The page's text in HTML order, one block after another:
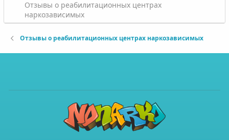
Отзывы о реабилитационных центрах
наркозависимых
Отзывы о реабилитационных центрах наркозависимых